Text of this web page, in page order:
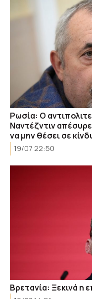
Ρωσία: Ο
Ναντέζντιν
να μην θέσει σε
19/07 22:50
Βρετανία: Ξεκινά η